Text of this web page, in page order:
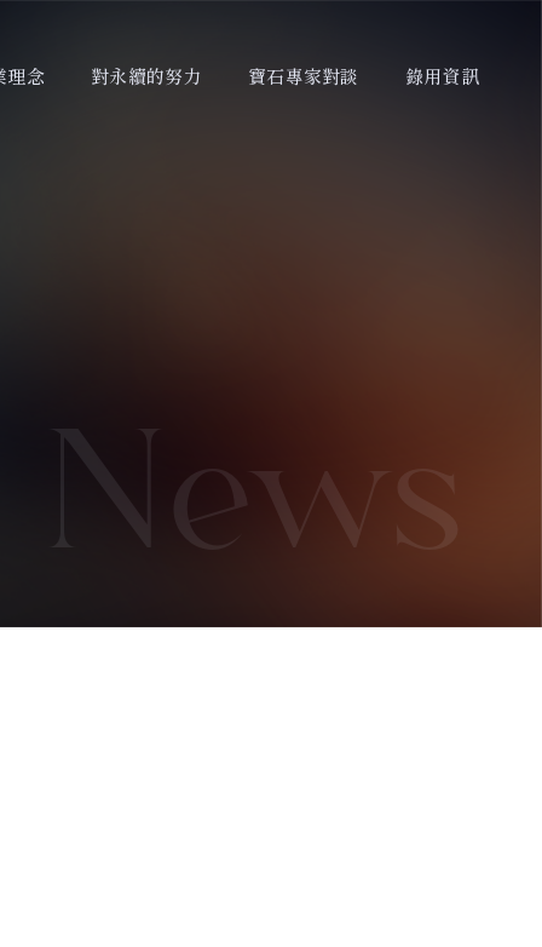
理念 對永續的努力 寶石專家對談 錄用資訊
News